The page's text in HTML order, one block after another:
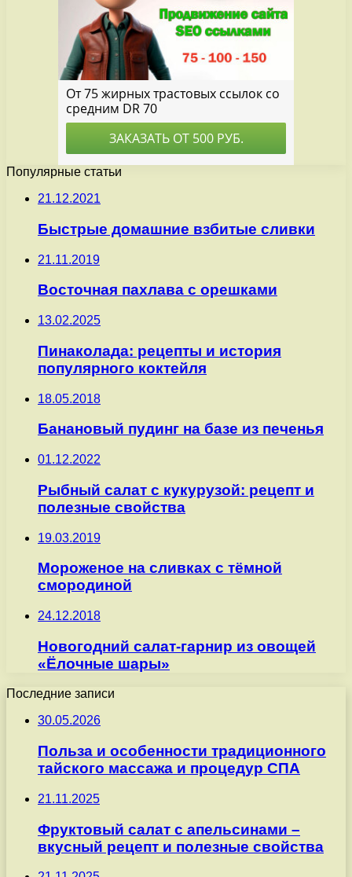
Популярные статьи
21.12.2021
Быстрые домашние взбитые сливки
21.11.2019
Восточная пахлава с орешками
13.02.2025
Пинаколада: рецепты и история
популярного коктейля
18.05.2018
Банановый пудинг на базе из печенья
01.12.2022
Рыбный салат с кукурузой: рецепт и
полезные свойства
19.03.2019
Мороженое на сливках с тёмной
смородиной
24.12.2018
Новогодний салат-гарнир из овощей
«Ёлочные шары»
Последние записи
30.05.2026
Польза и особенности традиционного
тайского массажа и процедур СПА
21.11.2025
Фруктовый салат с апельсинами –
вкусный рецепт и полезные свойства